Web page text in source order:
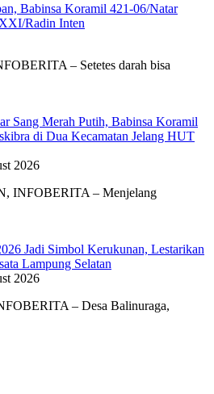
Babinsa Koramil 421-06/Natar
Radin Inten
– Setetes darah bisa
Sang Merah Putih, Babinsa Koramil
di Dua Kecamatan Jelang HUT
2026
INFOBERITA – Menjelang
Jadi Simbol Kerukunan, Lestarikan
Lampung Selatan
2026
– Desa Balinuraga,